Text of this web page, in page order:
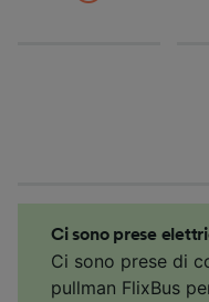
Ci sono prese
Ci sono prese di
pullman FlixBus